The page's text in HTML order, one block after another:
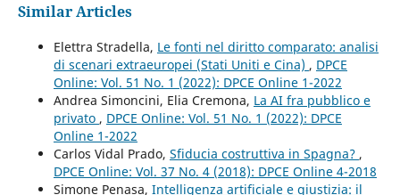
Similar Articles
Elettra Stradella, Le fonti nel diritto comparato: analisi
di scenari extraeuropei (Stati Uniti e Cina) , DPCE
Online: Vol. 51 No. 1 (2022): DPCE Online 1-2022
Andrea Simoncini, Elia Cremona, La AI fra pubblico e
privato , DPCE Online: Vol. 51 No. 1 (2022): DPCE
Online 1-2022
Carlos Vidal Prado, Sfiducia costruttiva in Spagna? ,
DPCE Online: Vol. 37 No. 4 (2018): DPCE Online 4-2018
Simone Penasa, Intelligenza artificiale e giustizia: il